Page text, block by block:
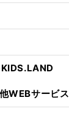
WEBサービス